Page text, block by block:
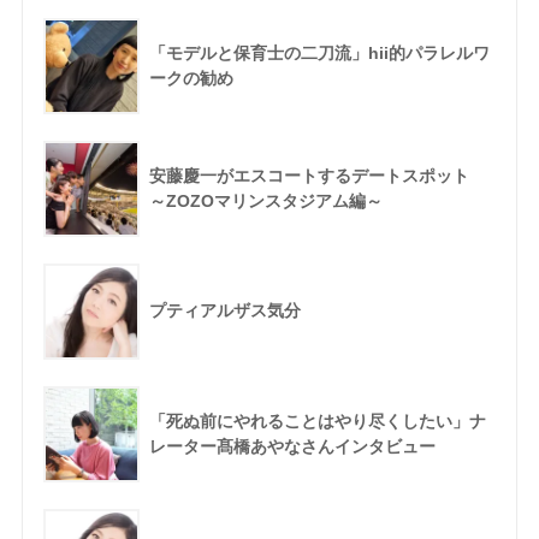
「モデルと保育士の二刀流」hii的パラレルワ
ークの勧め
安藤慶一がエスコートするデートスポット
～ZOZOマリンスタジアム編～
プティアルザス気分
「死ぬ前にやれることはやり尽くしたい」ナ
レーター髙橋あやなさんインタビュー